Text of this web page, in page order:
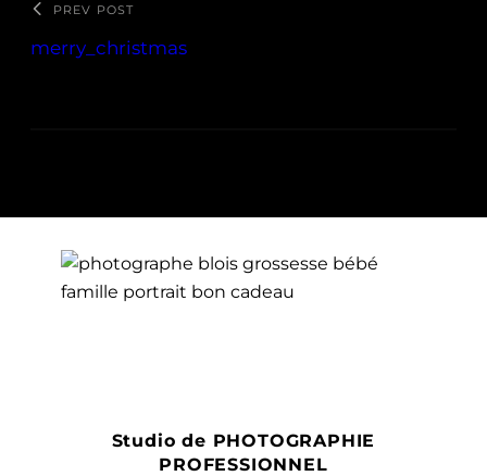
PREV POST
merry_christmas
Studio de PHOTOGRAPHIE
PROFESSIONNEL